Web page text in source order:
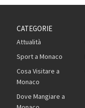
CATEGORIE
Attualità
Sport a Monaco
Cosa Visitare a
Monaco
Dove Mangiare a